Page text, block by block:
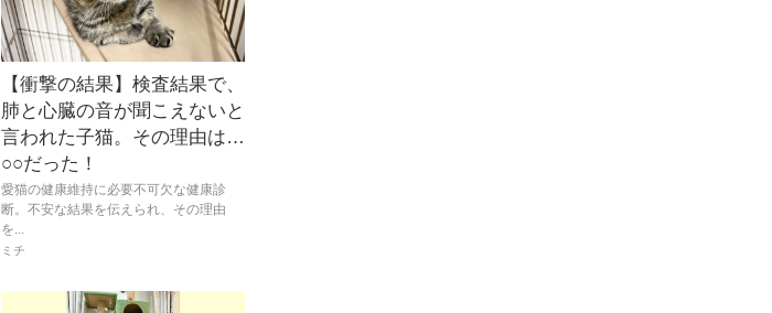
【衝撃の結果】検査結果で、
肺と心臓の音が聞こえないと
言われた子猫。その理由は…
○○だった！
愛猫の健康維持に必要不可欠な健康診
断。不安な結果を伝えられ、その理由
を...
ミチ